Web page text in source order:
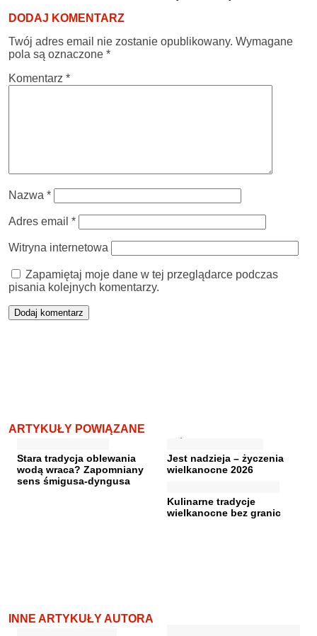
DODAJ KOMENTARZ
Twój adres email nie zostanie opublikowany. Wymagane
pola są oznaczone *
Komentarz *
Nazwa *
Adres email *
Witryna internetowa
Zapamiętaj moje dane w tej przeglądarce podczas
pisania kolejnych komentarzy.
ARTYKUŁY POWIĄZANE
Stara tradycja oblewania
wodą wraca? Zapomniany
sens śmigusa-dyngusa
Jest nadzieja – życzenia
wielkanocne 2026
Kulinarne tradycje
wielkanocne bez granic
INNE ARTYKUŁY AUTORA